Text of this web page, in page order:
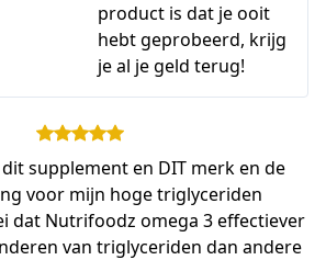
product is dat je ooit
hebt geprobeerd, krijg
je al je geld terug!
supplement en DIT merk en de
voor mijn hoge triglyceriden
dat Nutrifoodz omega 3 effectiever
van triglyceriden dan andere